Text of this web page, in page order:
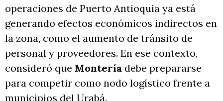
operaciones de Puerto Antioquia ya está
generando efectos económicos indirectos en
la zona, como el aumento de tránsito de
personal y proveedores. En ese contexto,
consideró que Montería debe prepararse
para competir como nodo logístico frente a
municipios del Urabá.